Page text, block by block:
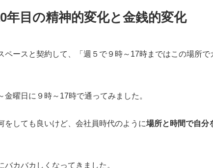
年目の精神的変化と金銭的変化
ペースと契約して、「週５で９時～17時まではこの場所で
金曜日に９時～17時で通ってみました。
をしても良いけど、会社員時代のように場所と時間で自分
バカバカしくなってきました。